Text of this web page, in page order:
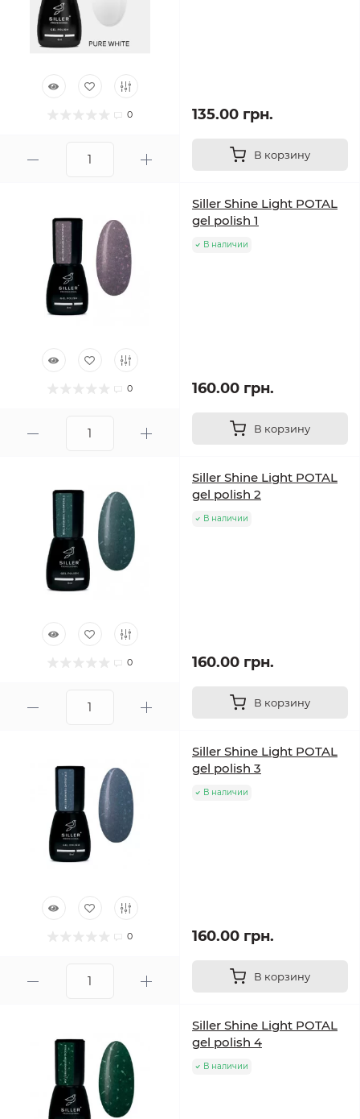
0 135.00 грн.
В корзину
0
Siller Shine Light POTAL
gel polish 1
В наличии
160.00 грн.
В корзину
0
Siller Shine Light POTAL
gel polish 2
В наличии
160.00 грн.
В корзину
0
Siller Shine Light POTAL
gel polish 3
В наличии
160.00 грн.
В корзину
Siller Shine Light POTAL
gel polish 4
В наличии